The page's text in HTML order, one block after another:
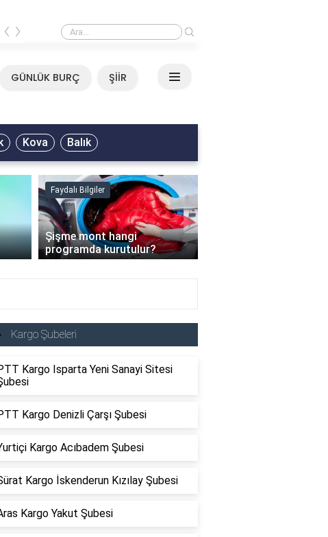
Mirkelam - Tavla Sözleri
‹ ›
GÜNLÜK BURÇ ŞİİR
Kova Balık
Faydalı Bilgiler
Şişme mont hangi
programda kurutulur?
›
Kargo Şubeleri
Kargo Isparta Yeni Sanayi Sitesi
Kargo Denizli Çarşı Şubesi
Kargo Acıbadem Şubesi
Kargo İskenderun Kızılay Şubesi
Kargo Yakut Şubesi